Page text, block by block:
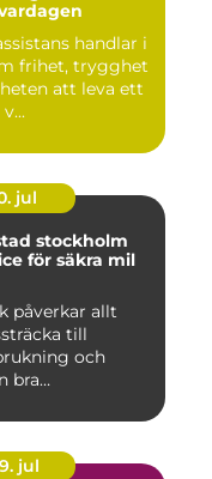
handlar i
frihet, trygghet
att leva ett
jul
stockholm
för säkra mil
påverkar allt
till
och
bra
jul